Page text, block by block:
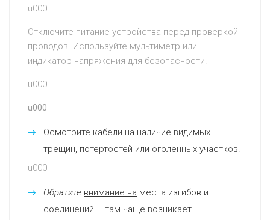
u000
Отключите питание устройства перед проверкой
проводов. Используйте мультиметр или
индикатор напряжения для безопасности.
u000
u000
Осмотрите кабели на наличие видимых
трещин, потертостей или оголенных участков.
u000
Обратите внимание на места изгибов и
соединений – там чаще возникает